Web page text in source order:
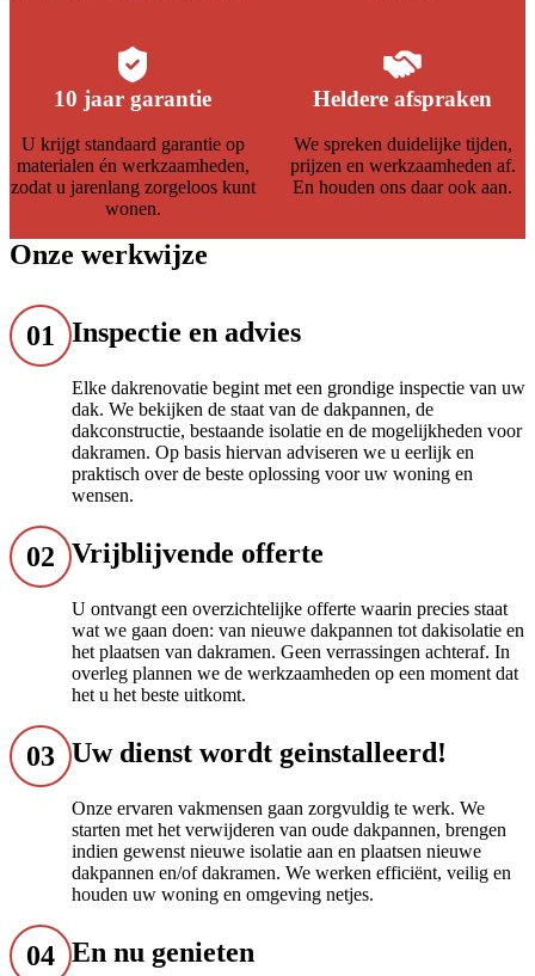
10 jaar garantie
U krijgt standaard garantie op
materialen én werkzaamheden,
zodat u jarenlang zorgeloos kunt
wonen.
Heldere afspraken
We spreken duidelijke tijden,
prijzen en werkzaamheden af.
En houden ons daar ook aan.
Onze werkwijze
01 Inspectie en advies
Elke dakrenovatie begint met een grondige inspectie van uw
dak. We bekijken de staat van de dakpannen, de
dakconstructie, bestaande isolatie en de mogelijkheden voor
dakramen. Op basis hiervan adviseren we u eerlijk en
praktisch over de beste oplossing voor uw woning en
wensen.
02 Vrijblijvende offerte
U ontvangt een overzichtelijke offerte waarin precies staat
wat we gaan doen: van nieuwe dakpannen tot dakisolatie en
het plaatsen van dakramen. Geen verrassingen achteraf. In
overleg plannen we de werkzaamheden op een moment dat
het u het beste uitkomt.
03 Uw dienst wordt geinstalleerd!
Onze ervaren vakmensen gaan zorgvuldig te werk. We
starten met het verwijderen van oude dakpannen, brengen
indien gewenst nieuwe isolatie aan en plaatsen nieuwe
dakpannen en/of dakramen. We werken efficiënt, veilig en
houden uw woning en omgeving netjes.
04 En nu genieten